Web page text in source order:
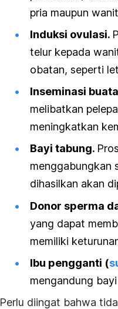
pria maupun
Induksi ovulasi.
telur kepada
obatan, seperti
Inseminasi
melibatkan
meningkatkan
Bayi tabung.
menggabungkan
dihasilkan akan
Donor sperma
yang dapat
memiliki
Ibu pengganti (
mengandung
Perlu diingat bahwa